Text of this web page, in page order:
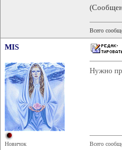
Всего
MIS
Новичок
Нужно
Всего